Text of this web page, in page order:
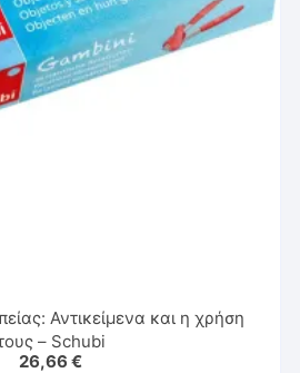
Αντικείμενα και η χρήση
– Schubi
26,66€